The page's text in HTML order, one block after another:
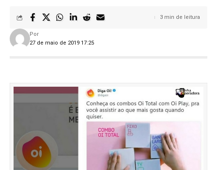
27 de maio de 2019 17:25
Por
3 min de leitura